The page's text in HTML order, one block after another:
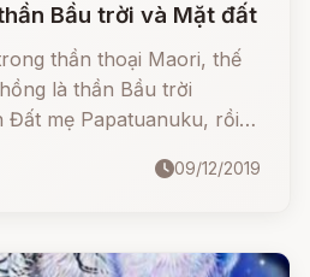
Bầu trời và Mặt đất
thần thoại Maori, thế
là thần Bầu trời
Đất mẹ Papatuanuku, rồi
09/12/2019